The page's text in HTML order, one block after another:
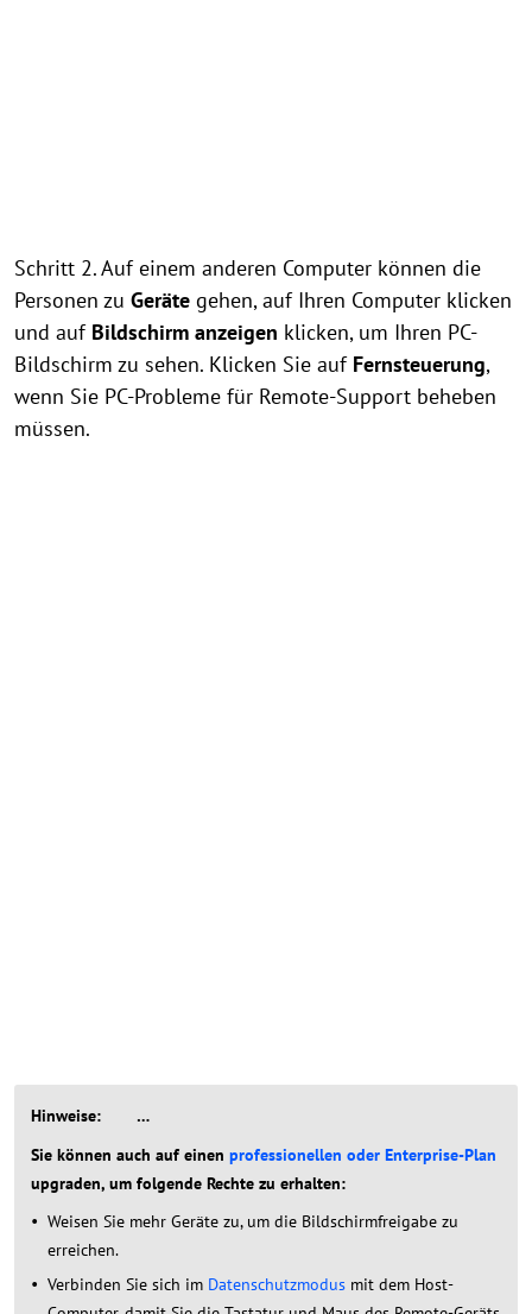
Schritt 2. Auf einem anderen Computer können die
Personen zu Geräte gehen, auf Ihren Computer klicken
und auf Bildschirm anzeigen klicken, um Ihren PC-
Bildschirm zu sehen. Klicken Sie auf Fernsteuerung,
wenn Sie PC-Probleme für Remote-Support beheben
müssen.
Hinweise: ⁣
…
Sie können auch auf einen professionellen oder Enterprise-Plan
upgraden, um folgende Rechte zu erhalten:
Weisen Sie mehr Geräte zu, um die Bildschirmfreigabe zu
erreichen.
Verbinden Sie sich im Datenschutzmodus mit dem Host-